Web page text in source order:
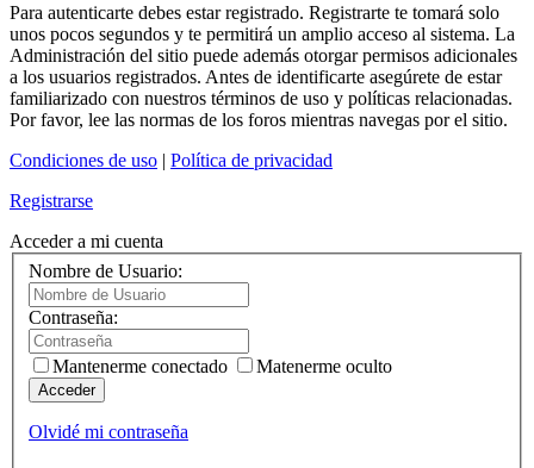
Para autenticarte debes estar registrado. Registrarte te tomará solo
unos pocos segundos y te permitirá un amplio acceso al sistema. La
Administración del sitio puede además otorgar permisos adicionales
a los usuarios registrados. Antes de identificarte asegúrete de estar
familiarizado con nuestros términos de uso y políticas relacionadas.
Por favor, lee las normas de los foros mientras navegas por el sitio.
Condiciones de uso | Política de privacidad
Registrarse
Acceder a mi cuenta
Nombre de Usuario:
Contraseña:
Mantenerme conectado Matenerme oculto
Acceder
Olvidé mi contraseña